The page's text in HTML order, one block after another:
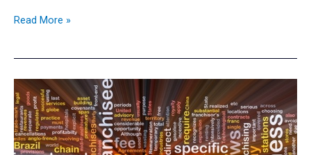
Read More »
TIPS
BISNIS
FRANCHISE
: